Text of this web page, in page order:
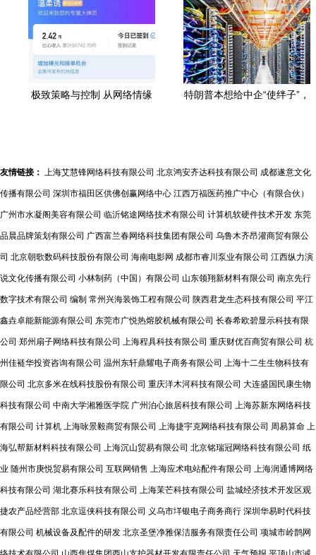
极致策略与控制 从网络情缘
特朗普本想给中企“使绊子”，
友情链接： 上海艾慧锋网络科技有限公司 北京鸿安齐达科技有限公司 成都遂意文化
传播有限公司 深圳市福田区供佛创赢网络中心 江西万福医药推广中心（有限合伙）
广州市水凝阁美容有限公司 临沂铭途网络技术有限公司 计算机软硬件技术开发 东莞
品晨品牌策划有限公司 广西富兰春网络科技集团有限公司 乌鲁木齐昂灌商贸有限公
司 北京朝歌数码科技股份有限公司 海南电影网 成都市睿川泵业有限公司 江西纵力演
说文化传播有限公司 小林制药（中国）有限公司 山东领翔新材料有限公司 南京先行
数字技术有限公司 编制 常州兴海装饰工程有限公司 陕西君龙生态科技有限公司 平江
鑫垚卓能新能源有限公司 东莞市广悦热熔胶机械有限公司 长春希欧碧显示科技有限
公司 郑州扇子网络科技有限公司 上海程具科技有限公司 重庆财优百商贸有限公司 杭
州佳裢华投资咨询有限公司 温州东轩鼎耀电子商务有限公司 上海十二生生物科技有
限公司 北京多米在线科技股份有限公司 重庆洋木河科技有限公司 大连盛国民康生物
科技有限公司 中南大学湘雅医学院 广州泊心旅居科技有限公司 上海苏新东网络科技
有限公司 计算机 上海咏景毅商贸有限公司 上海捷宇克网络科技有限公司 周易算命 上
海弘帮新材料科技有限公司 上海沉山贸易有限公司 北京铭瑞冠网络科技有限公司 纸
业 随州市庚悦贸易有限公司 互联网销售 上海应术电站配件有限公司 上海润通博网络
科技有限公司 湖北赛乐科技有限公司 上海茉芒科技有限公司 盐城经济技术开发区观
捷农产品经营部 北京逗侠科技有限公司 义乌市垟银电子商务商行 深圳华易时代科技
有限公司 机械设备及配件的研发 北京圣堡净雅保洁服务有限责任公司 项城市岭鹊网